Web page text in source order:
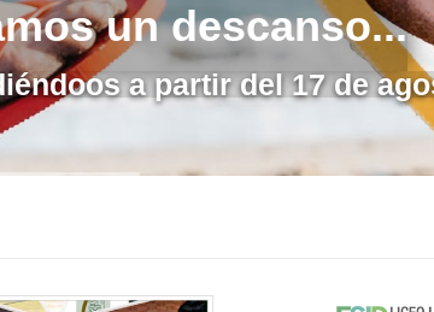
un descanso...
a partir del 17 de